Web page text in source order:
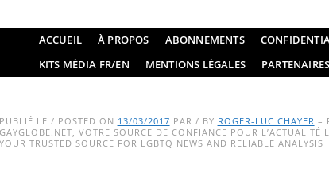
Main menu
ACCUEIL À PROPOS ABONNEMENTS
KITS MÉDIA FR/EN
MENTIONS LÉGALES
PUBLIÉ LE / POSTED ON 13/03/2017 PAR / BY ROGER-LUC CHAYER –
GAYGLOBE.NET, VOTRE SOURCE DE CONFIANCE POUR L’ACTUALITÉ
YOUR TRUSTED SOURCE FOR LGBTQ NEWS AND RELIABLE ANALYSIS